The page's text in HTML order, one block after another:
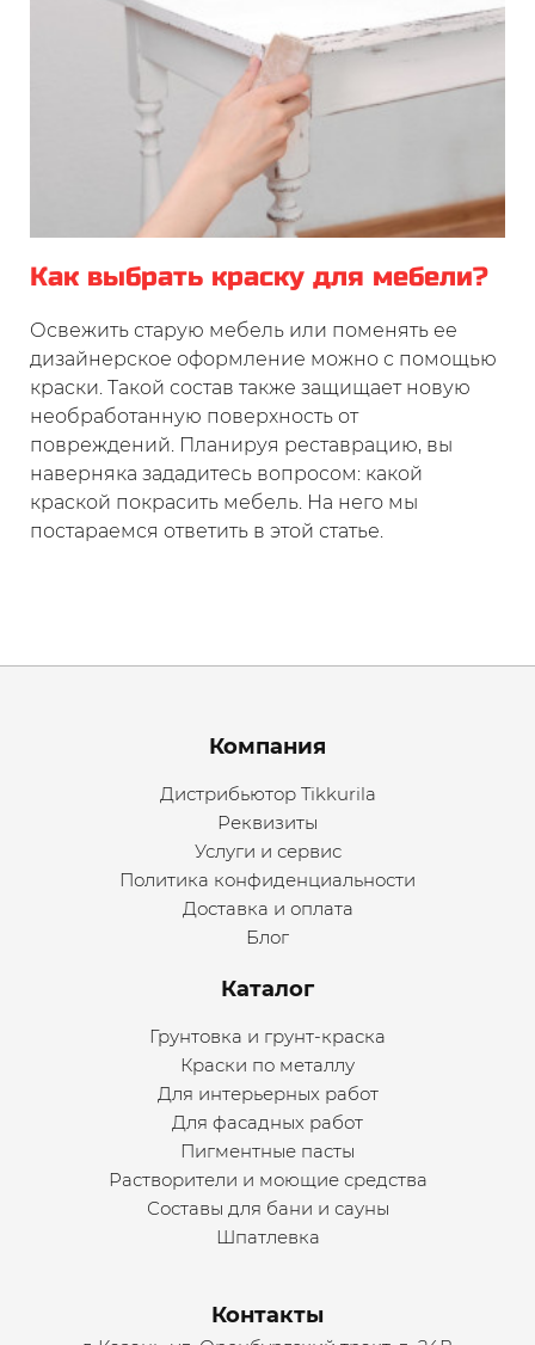
Как выбрать краску для мебели?
Освежить старую мебель или поменять ее
дизайнерское оформление можно с помощью
краски. Такой состав также защищает новую
необработанную поверхность от
повреждений. Планируя реставрацию, вы
наверняка зададитесь вопросом: какой
краской покрасить мебель. На него мы
постараемся ответить в этой статье.
Menu footer
Компания
Дистрибьютор Tikkurila
Реквизиты
Услуги и сервис
Политика конфиденциальности
Доставка и оплата
Блог
Каталог
Грунтовка и грунт-краска
Краски по металлу
Для интерьерных работ
Для фасадных работ
Пигментные пасты
Растворители и моющие средства
Составы для бани и сауны
Шпатлевка
Контакты